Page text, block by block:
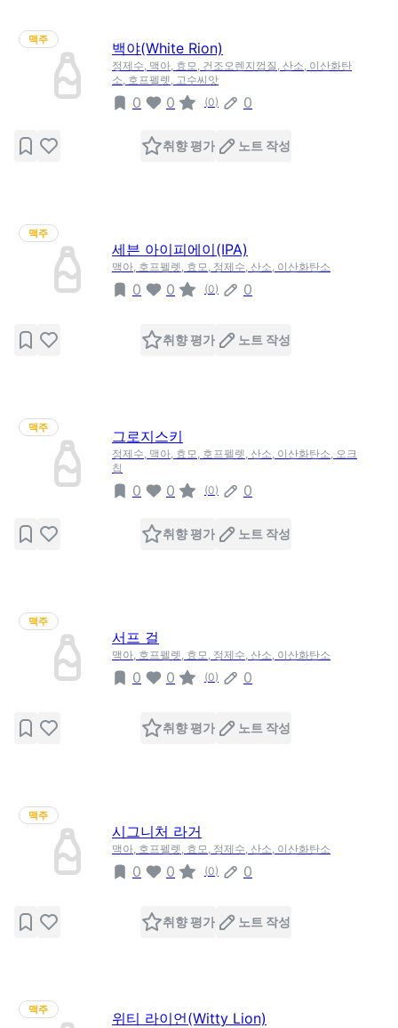
맥주
백야(White Rion)
정제수, 맥아, 효모, 건조오렌지껍질, 산소, 이산화탄
소, 호프펠렛, 고수씨앗
0 0 (0) 0
취향 평가 노트 작성
맥주
세븐 아이피에이(IPA)
맥아, 호프펠렛, 효모, 정제수, 산소, 이산화탄소
0 0 (0) 0
취향 평가 노트 작성
맥주
그로지스키
정제수, 맥아, 효모, 호프펠렛, 산소, 이산화탄소, 오크
칩
0 0 (0) 0
취향 평가 노트 작성
맥주
서프 걸
맥아, 호프펠렛, 효모, 정제수, 산소, 이산화탄소
0 0 (0) 0
취향 평가 노트 작성
맥주
시그니처 라거
맥아, 호프펠렛, 효모, 정제수, 산소, 이산화탄소
0 0 (0) 0
취향 평가 노트 작성
맥주
위티 라이언(Witty Lion)